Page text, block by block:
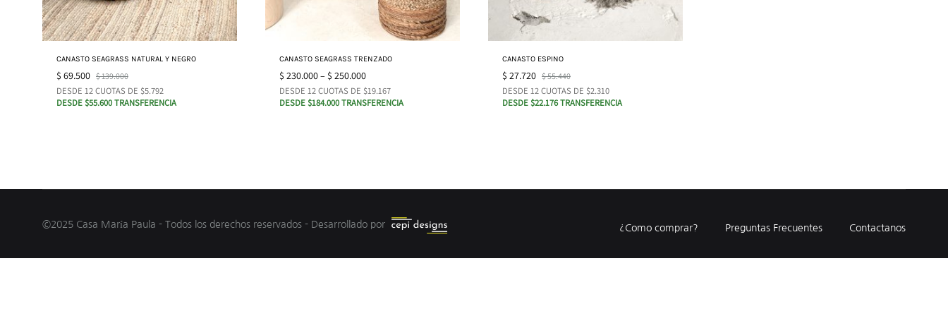
CANASTO SEAGRASS NATURAL Y NEGRO
$ 69.500 $139.000
DESDE 12 CUOTAS DE $5.792
DESDE $55.600 TRANSFERENCIA
CANASTO SEAGRASS TRENZADO
$ 230.000– $ 250.000
DESDE 12 CUOTAS DE $19.167
DESDE $184.000 TRANSFERENCIA
CANASTO ESPINO
$ 27.720 $55.440
DESDE 12 CUOTAS DE $2.310
DESDE $22.176 TRANSFERENCIA
©2025 Casa María Paula - Todos los derechos reservados - Desarrollado por ¿Como comprar? Preguntas Frecuentes Contactanos